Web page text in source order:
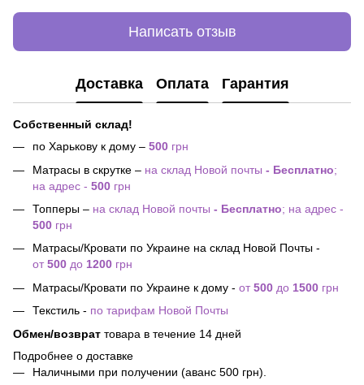
Написать отзыв
Доставка Оплата Гарантия
Собственный склад!
по Харькову к дому – 500 грн
Матрасы в скрутке – на склад Новой почты - Бесплатно;
на адрес - 500 грн
Топперы – на склад Новой почты - Бесплатно; на адрес -
500 грн
Матрасы/Кровати по Украине на склад Новой Почты -
от500 до 1200 грн
Матрасы/Кровати по Украине к дому - от500 до 1500 грн
Текстиль - по тарифам Новой Почты
Обмен/возврат товара в течение 14 дней
Подробнее о доставке
Наличными при получении (аванс 500 грн).